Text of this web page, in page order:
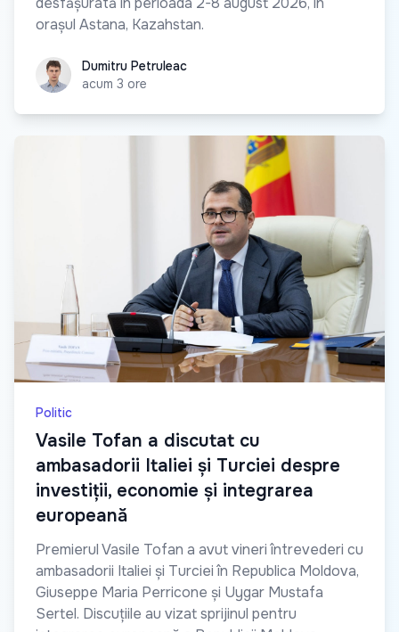
orașul Astana, Kazahstan.
Dumitru Petruleac
Dumitru Petruleac
acum 3 ore
Politic
Vasile Tofan a discutat cu
ambasadorii Italiei și Turciei despre
investiții, economie și integrarea
europeană
Premierul Vasile Tofan a avut vineri întrevederi cu
ambasadorii Italiei și Turciei în Republica Moldova,
Giuseppe Maria Perricone și Uygar Mustafa
Sertel. Discuțiile au vizat sprijinul pentru